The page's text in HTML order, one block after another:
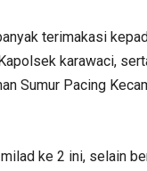
terimakasi
karawaci,
Sumur Pacing
milad ke 2 ini, selain